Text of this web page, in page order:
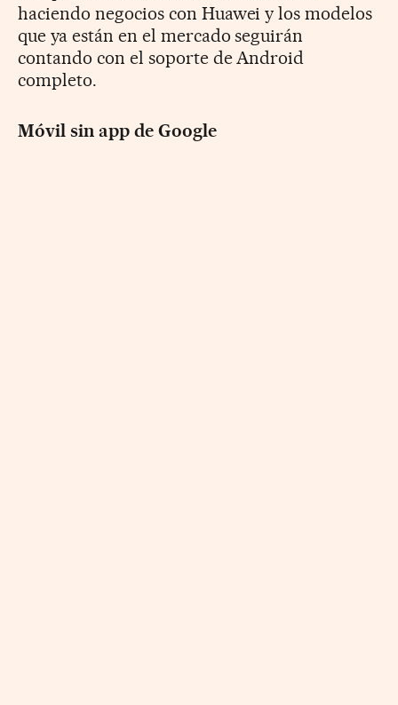
haciendo negocios con Huawei y los modelos
que ya están en el mercado seguirán
contando con el soporte de Android
completo.
Móvil sin app de Google